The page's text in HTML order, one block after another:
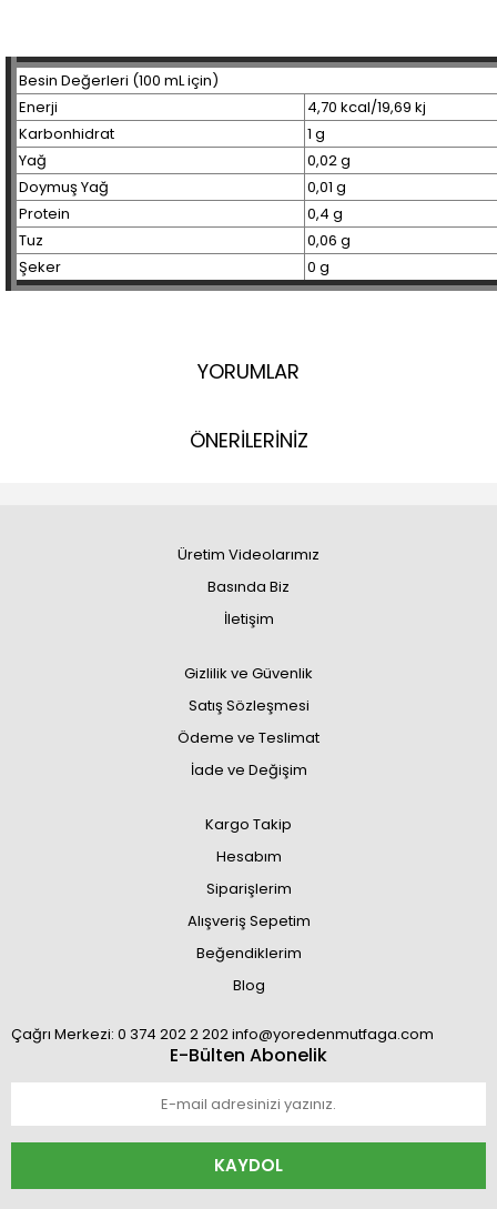
Besin Değerleri (100 mL için)
Enerji
4,70 kcal/19,69 kj
Karbonhidrat
1 g
Yağ
0,02 g
Doymuş Yağ
0,01 g
Protein
0,4 g
Tuz
0,06 g
Şeker
0 g
YORUMLAR
ÖNERİLERİNİZ
Üretim Videolarımız
Basında Biz
İletişim
Gizlilik ve Güvenlik
Satış Sözleşmesi
Ödeme ve Teslimat
İade ve Değişim
Kargo Takip
Hesabım
Siparişlerim
Alışveriş Sepetim
Beğendiklerim
Blog
Çağrı Merkezi: 0 374 202 2 202 info@yoredenmutfaga.com
E-Bülten Abonelik
KAYDOL